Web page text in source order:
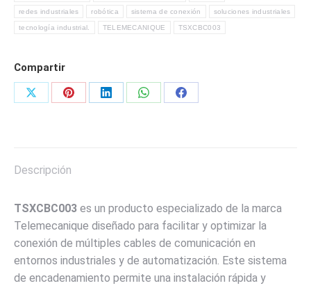
redes industriales robótica sistema de conexión soluciones industriales
tecnología industrial. TELEMECANIQUE TSXCBC003
Compartir
Share
Share
Share
Share
Share
Descripción
TSXCBC003 es un producto especializado de la marca
Telemecanique diseñado para facilitar y optimizar la
conexión de múltiples cables de comunicación en
entornos industriales y de automatización. Este sistema
de encadenamiento permite una instalación rápida y